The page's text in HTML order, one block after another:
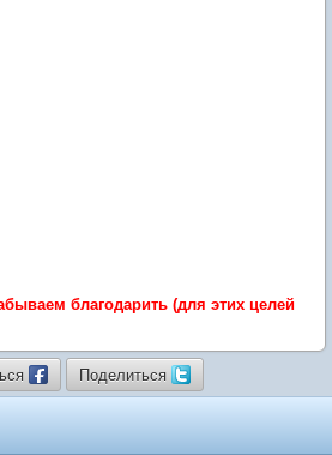
благодарить (для этих целей
Поделиться